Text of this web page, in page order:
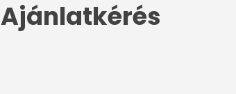
Ajánlatkérés